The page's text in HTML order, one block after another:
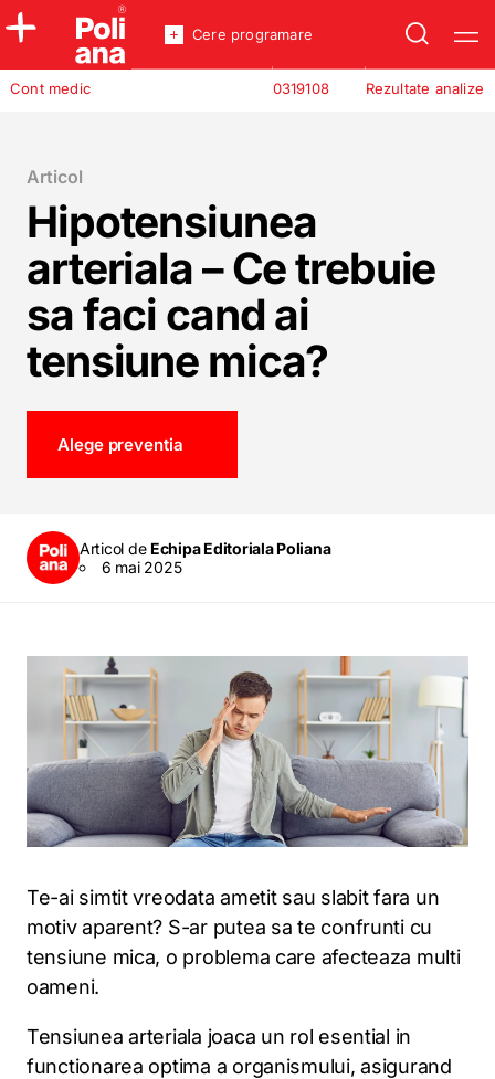
Policlinica
Cont medic Rezultate analize
0319108
Cere programare
Articol
Hipotensiunea
arteriala – Ce trebuie
sa faci cand ai
tensiune mica?
Alege preventia
Articol de Echipa Editoriala Poliana
6 mai 2025
Te-ai simtit vreodata ametit sau slabit fara un
motiv aparent? S-ar putea sa te confrunti cu
tensiune mica, o problema care afecteaza multi
oameni.
Tensiunea arteriala joaca un rol esential in
functionarea optima a organismului, asigurand